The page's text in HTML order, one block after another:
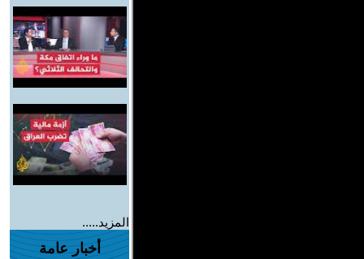
المزيد.....
أخبار عامة